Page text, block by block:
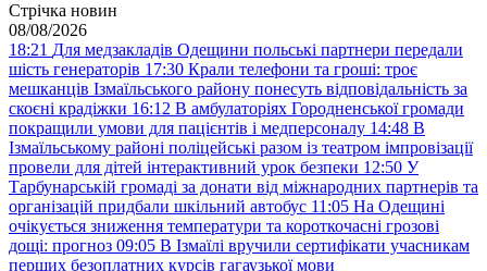
Стрічка новин
08/08/2026
18:21 Для медзакладів Одещини польські партнери передали
шість генераторів 17:30 Крали телефони та гроші: троє
мешканців Ізмаїльського району понесуть відповідальність за
скоєні крадіжки 16:12 В амбулаторіях Городненської громади
покращили умови для пацієнтів і медперсоналу 14:48 В
Ізмаїльському районі поліцейські разом із театром імпровізації
провели для дітей інтерактивний урок безпеки 12:50 У
Тарбунарській громаді за донати від міжнародних партнерів та
організацій придбали шкільний автобус 11:05 На Одещині
очікується зниження температури та короткочасні грозові
дощі: прогноз 09:05 В Ізмаїлі вручили сертифікати учасникам
перших безоплатних курсів гагаузької мови